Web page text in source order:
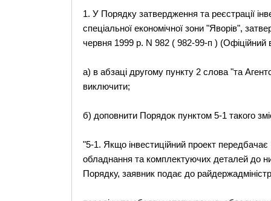
1. У Порядку затвердження та реєстрації
спеціальної економічної зони "Яворів",
червня 1999 р. N 982 ( 982-99-п ) (Офіційний
а) в абзаці другому пункту 2 слова "та
виключити;
б) доповнити Порядок пунктом 5-1 такого
"5-1. Якщо інвестиційний проект
обладнання та комплектуючих деталей до
Порядку, заявник подає до